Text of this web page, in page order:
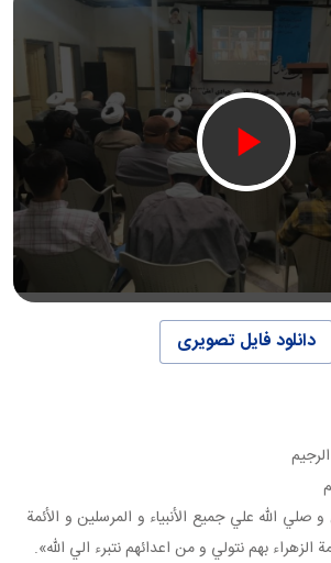
دانلود فایل تصویری
صلي الله علي جميع الأنبياء و المرسلين و الأئمة
الزهراء بهم نتولي و من اعدائهم نتبرء الي الله».